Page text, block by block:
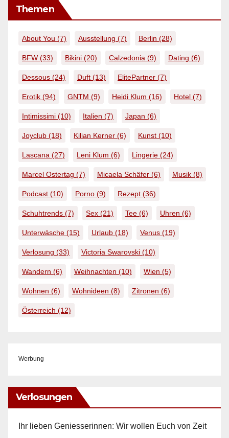
Themen
About You (7) Ausstellung (7) Berlin (28)
BFW (33) Bikini (20) Calzedonia (9) Dating (6)
Dessous (24) Duft (13) ElitePartner (7)
Erotik (94) GNTM (9) Heidi Klum (16) Hotel (7)
Intimissimi (10) Italien (7) Japan (6)
Joyclub (18) Kilian Kerner (6) Kunst (10)
Lascana (27) Leni Klum (6) Lingerie (24)
Marcel Ostertag (7) Micaela Schäfer (6) Musik (8)
Podcast (10) Porno (9) Rezept (36)
Schuhtrends (7) Sex (21) Tee (6) Uhren (6)
Unterwäsche (15) Urlaub (18) Venus (19)
Verlosung (33) Victoria Swarovski (10)
Wandern (6) Weihnachten (10) Wien (5)
Wohnen (6) Wohnideen (8) Zitronen (6)
Österreich (12)
Werbung
Verlosungen
Ihr lieben Geniesserinnen: Wir wollen Euch von Zeit